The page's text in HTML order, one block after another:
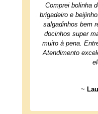
Comprei bolinha
brigadeiro e
salgadinhos bem
docinhos super
muito à pena.
Atendimento
~